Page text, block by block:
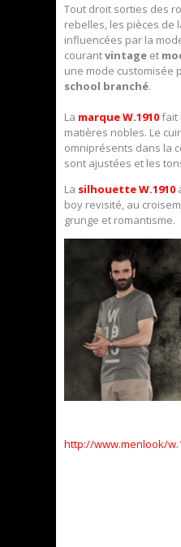
Tout droit sorties des
rebelles, les pièces de
influencées par la
courantvintage et
une mode customisée
school branché.
La marque W.1910fait
matières nobles. Le
omniprésents dans la
sont ajustées et les
La silhouette W.1910
boy revisité, au
grunge et romantisme.
http://www.menlook/